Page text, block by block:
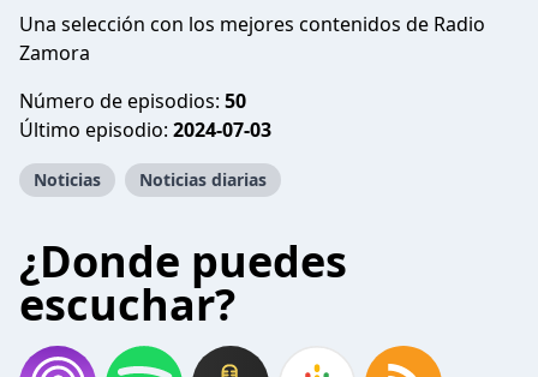
Una selección con los mejores contenidos de Radio
Zamora
Número de episodios: 50
Último episodio: 2024-07-03
Noticias Noticias diarias
¿Donde puedes
escuchar?